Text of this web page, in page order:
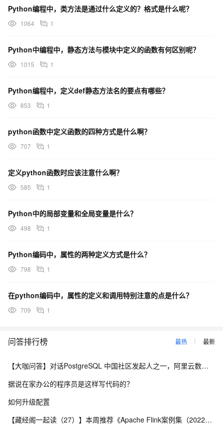
Python编程中，类方法是通过什么定义的？格式是什么呢？
1064 1
Python中编程中，静态方法与模块中定义的函数有何区别呢？
1015 1
Python编程中，定义def静态方法名的要点有哪些？
853 1
python函数中定义函数的四种方式是什么啊？
707 1
定义python函数时应该注意什么啊？
585 1
Python中的局部变量和全局变量是什么？
498 1
Python编码中，属性的两种定义方式是什么？
798 1
在python编码中，属性的定义和调用特别注意的点是什么？
709 1
问答排行榜 最热 最新
【大咖问答】对话PostgreSQL 中国社区发起人之一，阿里云数据库高级专家 德哥
据说在家办公的程序员是这样写代码的？
如何升级配置
【藏经阁一起读（27）】本周推荐《Apache Flink案例集（2022版）》，你有哪些心得？